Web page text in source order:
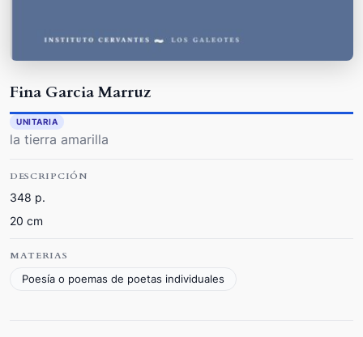
Fina Garcia Marruz
UNITARIA
la tierra amarilla
DESCRIPCIÓN
348 p.
20 cm
MATERIAS
Poesía o poemas de poetas individuales